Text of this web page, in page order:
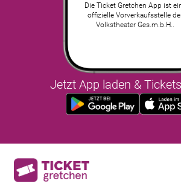
Die Ticket Gretchen App ist
offizielle Vorverkaufsstelle
Volkstheater Ges.m.b.H..
Jetzt App laden &